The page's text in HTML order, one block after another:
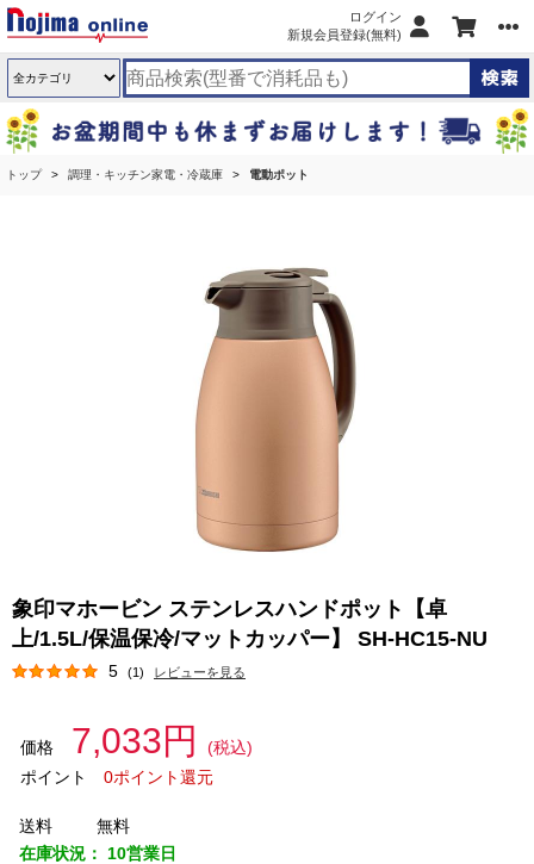
ログイン
新規会員登録(無料)
トップ 調理・キッチン家電・冷蔵庫 電動ポット
象印マホービン ステンレスハンドポット【卓
上/1.5L/保温保冷/マットカッパー】 SH-HC15-NU
5 (1) レビューを見る
価格 7,033円
(税込)
ポイント
0ポイント還元
送料
無料
在庫状況： 10営業日